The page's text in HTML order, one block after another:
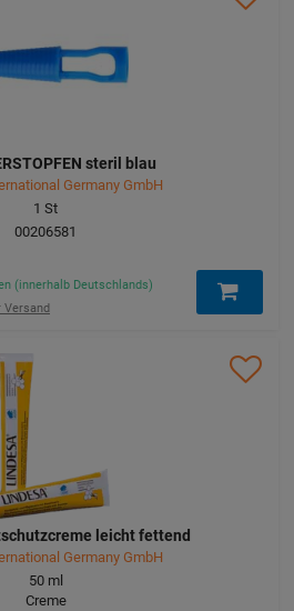
steril blau
Germany GmbH
1 St
00206581
(innerhalb Deutschlands)
Versand
leicht fettend
Germany GmbH
50ml
Creme